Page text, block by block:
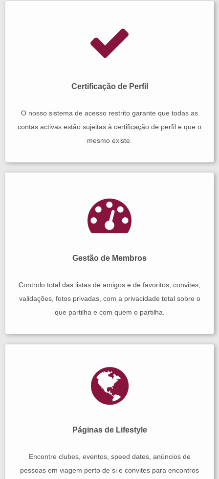
Certificação de Perfil
O nosso sistema de acesso restrito garante que todas as
contas activas estão sujeitas à certificação de perfil e que o
mesmo existe.
Gestão de Membros
Controlo total das listas de amigos e de favoritos, convites,
validações, fotos privadas, com a privacidade total sobre o
que partilha e com quem o partilha.
Páginas de Lifestyle
Encontre clubes, eventos, speed dates, anúncios de
pessoas em viagem perto de si e convites para encontros